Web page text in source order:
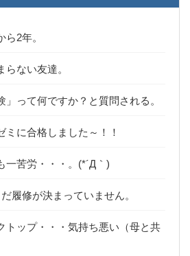
2年。
らない友達。
」って何ですか？と質問される。
ミに合格しました～！！
一苦労・・・。(*´Д｀)
履修が決まっていません。
トップ・・・気持ち悪い（母と共